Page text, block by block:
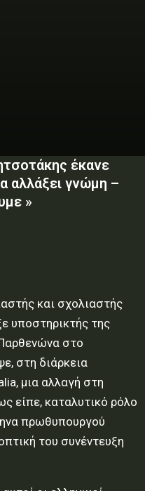
έκανε
αλλάξει γνώμη –
»
και σχολιαστής
υποστηρικτής της
στο
στη διάρκεια
μια αλλαγή στη
είπε, καταλυτικό ρόλο
πρωθυπουργού
του συνέντευξη